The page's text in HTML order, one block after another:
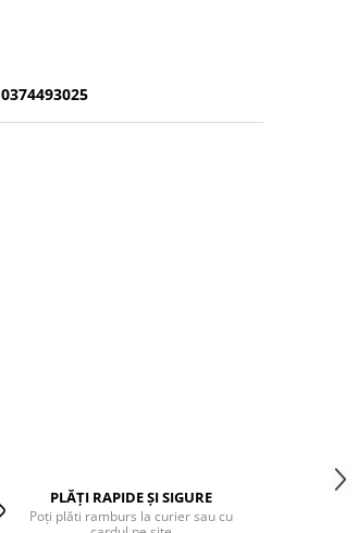
0374493025
PLĂȚI RAPIDE ȘI SIGURE
Poți plăti ramburs la curier sau cu